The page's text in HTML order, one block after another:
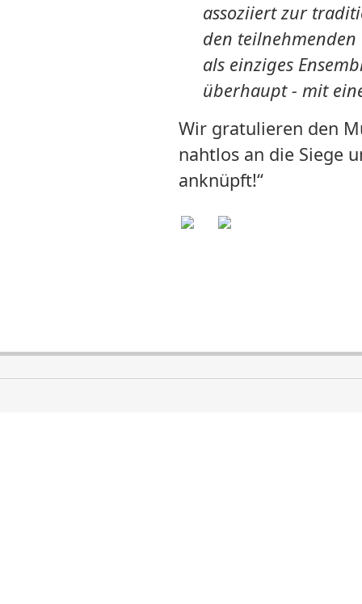
assoziiert zur
den
als einziges
überhaupt - mit
Wir gratulieren den
nahtlos an die Siege
anknüpft!“